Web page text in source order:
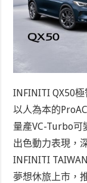
INFINITI QX50
以人為本的
量產VC-Turbo可
出色動力表現，
INFINITI
夢想休旅上市，